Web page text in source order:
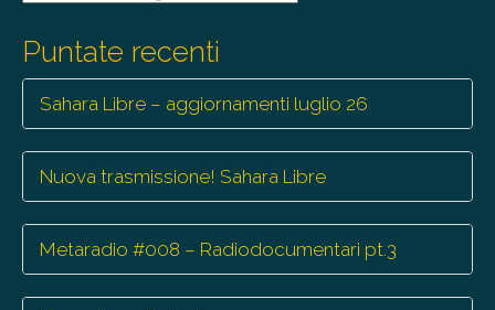
Puntate recenti
Sahara Libre – aggiornamenti luglio 26
Nuova trasmissione! Sahara Libre
Metaradio #008 – Radiodocumentari pt.3